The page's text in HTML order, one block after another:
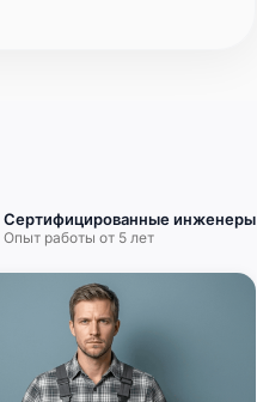
Сертифицированные инженеры
Опыт работы от 5 лет